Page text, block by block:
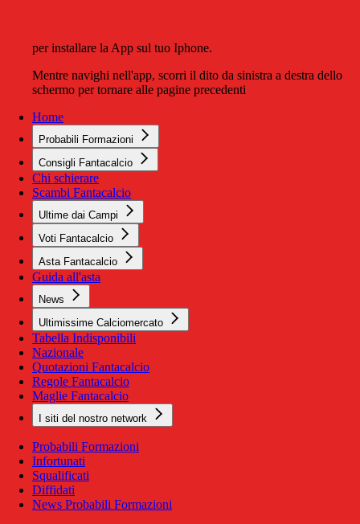
per installare la App sul tuo Iphone.
Mentre navighi nell'app, scorri il dito da sinistra a destra dello
schermo per tornare alle pagine precedenti
Home
Probabili Formazioni
Consigli Fantacalcio
Chi schierare
Scambi Fantacalcio
Ultime dai Campi
Voti Fantacalcio
Asta Fantacalcio
Guida all'asta
News
Ultimissime Calciomercato
Tabella Indisponibili
Nazionale
Quotazioni Fantacalcio
Regole Fantacalcio
Maglie Fantacalcio
I siti del nostro network
Probabili Formazioni
Infortunati
Squalificati
Diffidati
News Probabili Formazioni